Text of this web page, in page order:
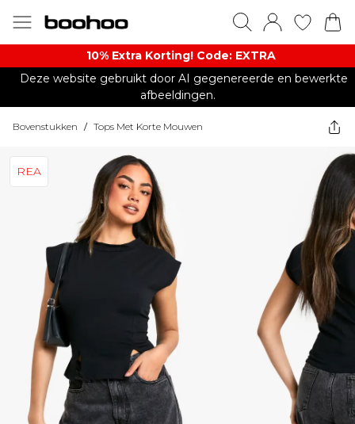
10% Extra Korting! Code: EXTRA​
Deze website gebruikt door AI gegenereerde en bewerkte
afbeeldingen.
Bovenstukken / Tops Met Korte Mouwen
REA